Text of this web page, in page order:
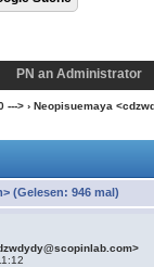
PN an Administrator
--->› Neopisuemaya
(Gelesen: 946 mal)